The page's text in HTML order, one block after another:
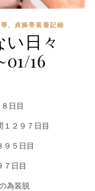
, 貞操帯装着記録
日々
16
日目
２９７日目
５日目
日目
為装脱